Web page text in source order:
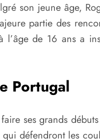
son jeune âge,
partie des
de 16 ans a
Portugal
ses grands
défendront les